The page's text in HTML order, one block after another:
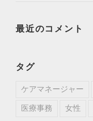
最近のコメント
タグ
ケアマネージャー
医療事務 女性